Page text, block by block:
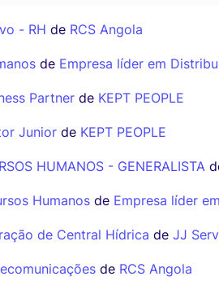
- RH de RCS Angola
de Empresa líder em
Partner de KEPT PEOPLE
Junior de KEPT PEOPLE
HUMANOS - GENERALISTA
Humanos de Empresa líder
de Central Hídrica de JJ
de RCS Angola